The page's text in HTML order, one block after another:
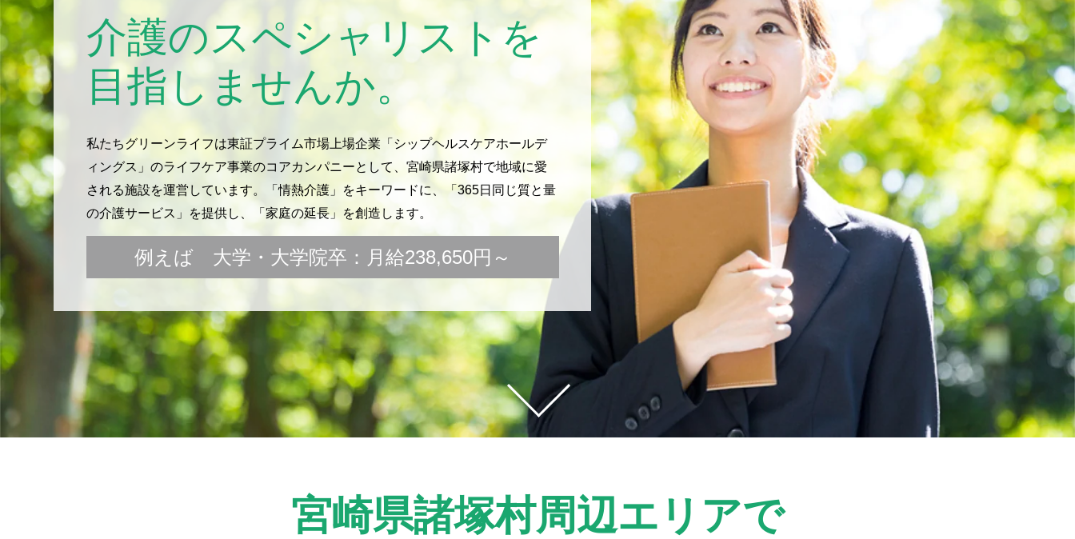
介護のスペシャリストを
目指しませんか。
私たちグリーンライフは東証プライム市場上場企業「シップヘルスケアホールデ
ィングス」のライフケア事業のコアカンパニーとして、宮崎県諸塚村で地域に愛
される施設を運営しています。「情熱介護」をキーワードに、「365日同じ質と量
の介護サービス」を提供し、「家庭の延長」を創造します。
例えば 大学・大学院卒：月給238,650円～
宮崎県諸塚村周辺エリアで